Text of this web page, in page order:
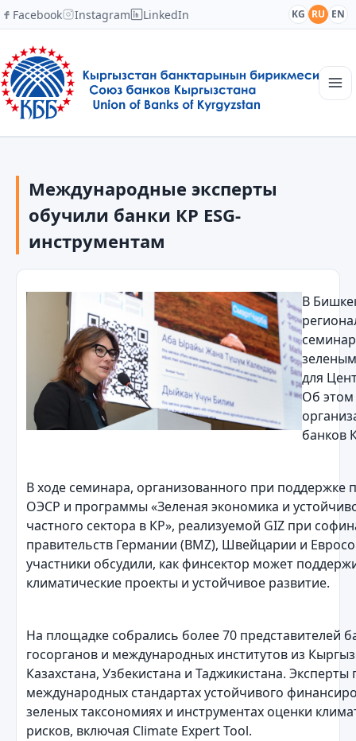
Facebook Instagram LinkedIn KG RU EN
Новости
Академия
Члены и партнеры
Сотрудничество
Контакты
Международные эксперты
обучили банки КР ESG-
инструментам
В
для
Об
банков
В ходе семинара, организованного при поддержке
ОЭСР и программы «Зеленая экономика и
частного сектора в КР», реализуемой GIZ при
правительств Германии (BMZ), Швейцарии и
участники обсудили, как финсектор может
климатические проекты и устойчивое развитие.
На площадке собрались более 70 представителей
госорганов и международных институтов из
Казахстана, Узбекистана и Таджикистана. Эксперты
международных стандартах устойчивого
зеленых таксономиях и инструментах оценки
рисков, включая Climate Expert Tool.